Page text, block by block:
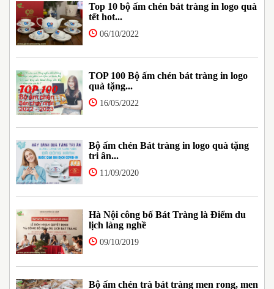
Top 10 bộ ấm chén bát tràng in logo quà
tết hot...
06/10/2022
TOP 100 Bộ ấm chén bát tràng in logo
quà tặng...
16/05/2022
Bộ ấm chén Bát tràng in logo quà tặng
tri ân...
11/09/2020
Hà Nội công bố Bát Tràng là Điểm du
lịch làng nghề
09/10/2019
Bộ ấm chén trà bát tràng men rong, men